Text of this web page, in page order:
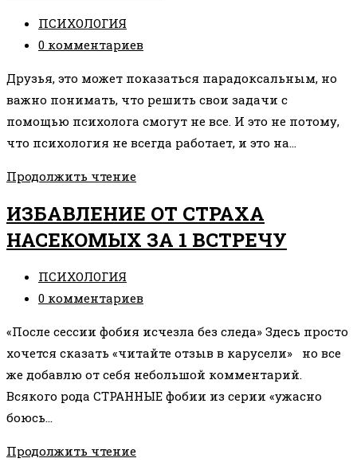
Рубрика
записи:
ПСИХОЛОГИЯ
Комментарии
записи:
0 комментариев
Друзья, это может показаться парадоксальным, но
важно понимать, что решить свои задачи с
помощью психолога смогут не все. И это не потому,
что психология не всегда работает, и это на…
Продолжить чтение•КТО
СМОЖЕТ
РЕШИТЬ
С
ПОМОЩЬЮ
ПСИХОЛОГИИ?
•
ИЗБАВЛЕНИЕ ОТ СТРАХА
НАСЕКОМЫХ ЗА 1 ВСТРЕЧУ
Рубрика
записи:
ПСИХОЛОГИЯ
Комментарии
записи:
0 комментариев
«После сессии фобия исчезла без следа» Здесь просто
хочется сказать «читайте отзыв в карусели» но все
же добавлю от себя небольшой комментарий.
Всякого рода СТРАННЫЕ фобии из серии «ужасно
боюсь…
Продолжить чтениеИЗБАВЛЕНИЕ